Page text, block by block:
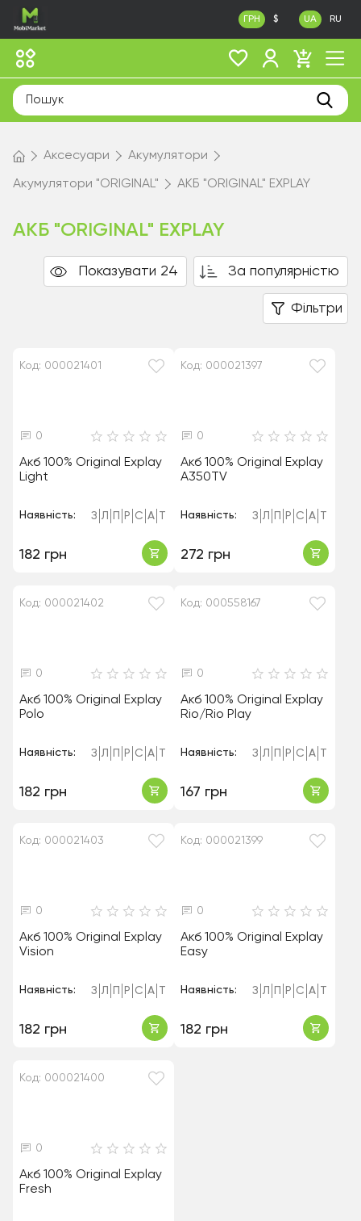
ГРН $ UA RU
Аксесуари Акумулятори
Акумулятори "ORIGINAL" АКБ "ORIGINAL" EXPLAY
АКБ "ORIGINAL" EXPLAY
Показувати 24 За популярністю
Фільтри
Код: 000021401
0
Акб 100% Original Explay
Light
Наявність: З Л Р С А
182 грн
Код: 000021397
0
Акб 100% Original Explay
A350TV
Наявність: З Л Р С А
272 грн
Код: 000021402
0
Акб 100% Original Explay
Polo
Наявність: З Л Р С А
182 грн
Код: 000558167
0
Акб 100% Original Explay
Rio/Rio Play
Наявність: З Л Р С А
167 грн
Код: 000021403
0
Акб 100% Original Explay
Vision
Наявність: З Л Р С А
182 грн
Код: 000021399
0
Акб 100% Original Explay
Easy
Наявність: З Л Р С А
182 грн
Код: 000021400
0
Акб 100% Original Explay
Fresh